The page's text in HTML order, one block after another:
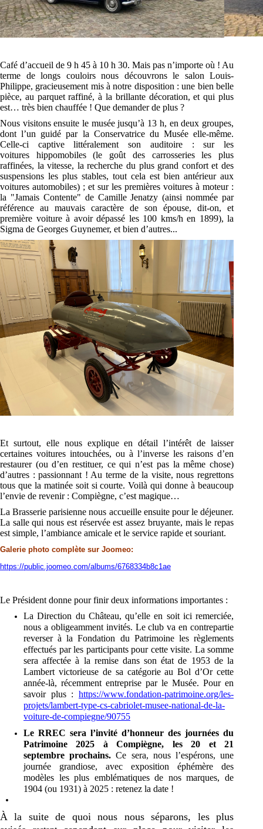
Café d’accueil de 9 h 45 à 10 h 30. Mais pas n’importe où ! Au
terme de longs couloirs nous découvrons le salon Louis-
Philippe, gracieusement mis ànotre disposition : une bien belle
pièce, au parquet raffiné, à la brillante décoration, et qui plus
est… très bien chauffée ! Que demanderde plus ?
Nous visitons ensuite le musée jusqu’à 13 h, en deux groupes,
dont l’un guidé par la Conservatrice du Musée elle-même.
Celle-ci captive littéralement son auditoire : sur les
voitures hippomobiles (le goût des carrosseries les plus
raffinées, la vitesse, la recherche du plus grand confort et des
suspensions les plus stables, tout cela est bien antérieur aux
voitures automobiles) ; et sur les premières voitures à moteur :
la "Jamais Contente" de Camille Jenatzy (ainsi nommée par
référence au mauvais caractère de son épouse, dit-on, et
première voiture à avoir dépassé les 100 kms/h en 1899), la
Sigma de Georges Guynemer, et bien d’autres...
Et surtout, elle nous explique en détail l’intérêt de laisser
certaines voitures intouchées, ou à l’inverse les raisons d’en
restaurer (ou d’en restituer, ce qui n’est pas la même chose)
d’autres :passionnant ! Au terme de la visite, nous regrettons
tous que la matinée soit si courte. Voilà quidonne à beaucoup
l’envie de revenir : Compiègne, c’est magique…
La Brasserie parisienne nous accueille ensuite pour le déjeuner.
La salle qui nous est réservée estassez bruyante, mais le repas
est simple, l’ambiance amicale et le service rapide et souriant.
Galerie photo complète sur Joomeo:
https://public.joomeo.com/albums/6768334b8c1ae
Le Président donne pour finir deux informations importantes :
La Direction du Château, qu’elle en soit ici remerciée,
nous a obligeamment invités. Le club va en contrepartie
reverserà la Fondation du Patrimoine les règlements
effectués parles participants pour cette visite. La somme
sera affectée à la remise dans son état de 1953 de la
Lambert victorieuse de sa catégorie au Bol d’Or cette
année-là, récemment entreprise par le Musée. Pour en
savoir plus : https://www.fondation-patrimoine.org/les-
projets/lambert-type-cs-cabriolet-musee-national-de-la-
voiture-de-compiegne/90755
Le RREC sera l’invité d’honneur des journées du
Patrimoine 2025 à Compiègne, les 20 et 21
septembre prochains. Ce sera, nous l’espérons, une
journée grandiose, avec exposition éphémère des
modèles les plus emblématiques de nos marques, de
1904 (ou 1931) à 2025 : retenez la date !
À la suite de quoi nous nous séparons, les plus